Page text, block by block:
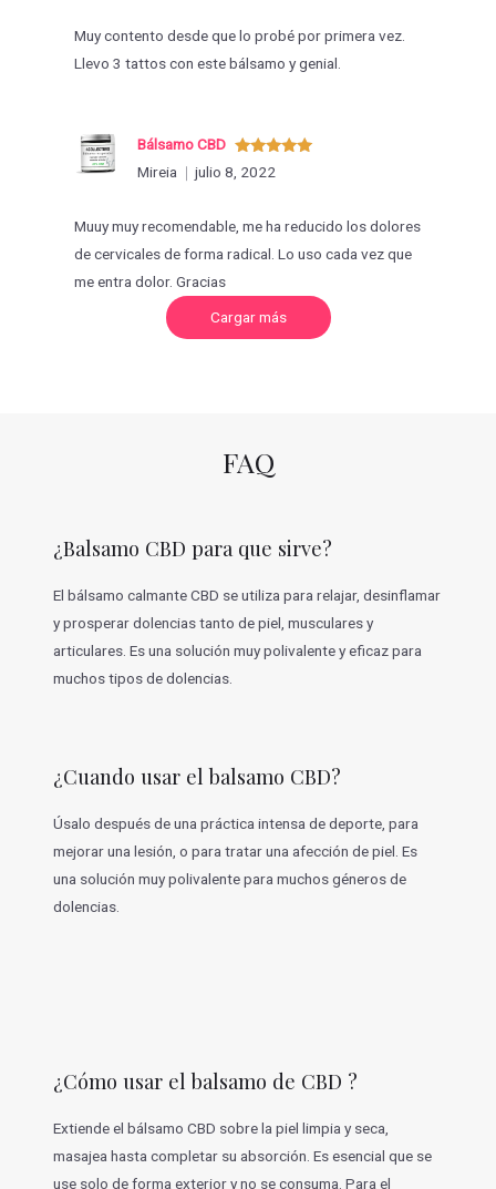
Muy contento desde que lo probé por primera vez.
Llevo 3 tattos con este bálsamo y genial.
Valorado
con5de 5
Bálsamo CBD
Mireia
julio 8, 2022
Muuy muy recomendable, me ha reducido los dolores
de cervicales de forma radical. Lo uso cada vez que
me entra dolor. Gracias
Cargar másC
r
i
o
e
s
FAQ
¿Balsamo CBD para que sirve?
El bálsamo calmante CBD se utiliza para relajar, desinflamar
y prosperar dolencias tanto de piel, musculares y
articulares. Es una solución muy polivalente y eficaz para
muchos tipos de dolencias.
¿Cuando usar el balsamo CBD?
Úsalo después de una práctica intensa de deporte, para
mejorar una lesión, o para tratar una afección de piel. Es
una solución muy polivalente para muchos géneros de
dolencias.
¿Cómo usar el balsamo de CBD ?
Extiende el bálsamo CBD sobre la piel limpia y seca,
masajea hasta completar su absorción. Es esencial que se
use solo de forma exterior y no se consuma. Para el